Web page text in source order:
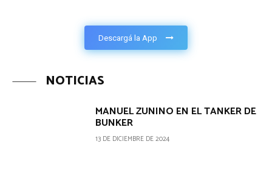
Descargá la App
NOTICIAS
MANUEL ZUNINO EN EL TANKER DE
BUNKER
13 DE DICIEMBRE DE 2024